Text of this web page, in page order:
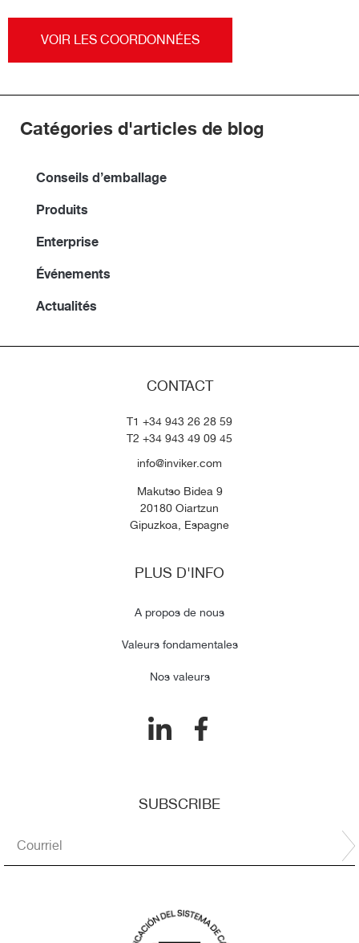
VOIR LES COORDONNÉES
Catégories d'articles de blog
Conseils d’emballage
Produits
Enterprise
Événements
Actualités
CONTACT
T1 +34 943 26 28 59
T2 +34 943 49 09 45
info@inviker.com
Makutso Bidea 9
20180 Oiartzun
Gipuzkoa, Espagne
PLUS D'INFO
A propos de nous
Valeurs fondamentales
Nos valeurs​
SUBSCRIBE